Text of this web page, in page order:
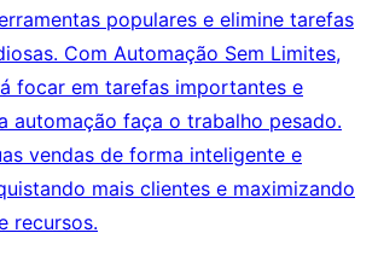
populares e elimine tarefas
Com Automação Sem Limites,
focar em tarefas importantes e
automação faça o trabalho pesado.
vendas de forma inteligente e
mais clientes e maximizando
recursos.